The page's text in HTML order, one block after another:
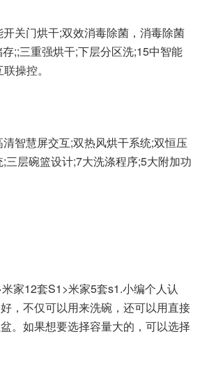
关门烘干;双效消毒除菌，消毒除菌
;;三重强烘干;下层分区洗;15中智能
操控。
智慧屏交互;双热风烘干系统;双恒压
三层碗篮设计;7大洗涤程序;5大附加功
家12套S1>米家5套s1.小编个人认
，不仅可以用来洗碗，还可以用直接
。如果想要选择容量大的，可以选择